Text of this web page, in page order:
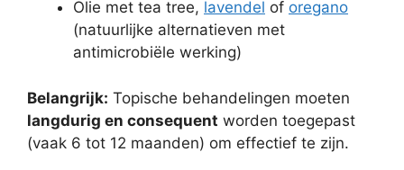
Olie met tea tree, lavendel of oregano
(natuurlijke alternatieven met
antimicrobiële werking)
Belangrijk: Topische behandelingen moeten
langdurig en consequent worden toegepast
(vaak 6 tot 12 maanden) om effectief te zijn.